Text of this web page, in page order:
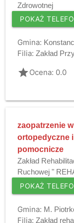
Zdrowotnej
POKAŻ
Gmina:
Filia: Zakład
gradeOcena: 0.0
zaopatrzenie
ortopedyczne
pomocnicze
Zakład
Ruchowej "
POKAŻ
Gmina: M.
Filia: Zakłąd